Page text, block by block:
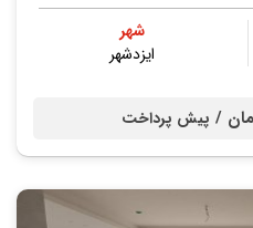
شهر
ایزدشهر
پیش پرداخت